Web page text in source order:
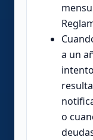
a un
o